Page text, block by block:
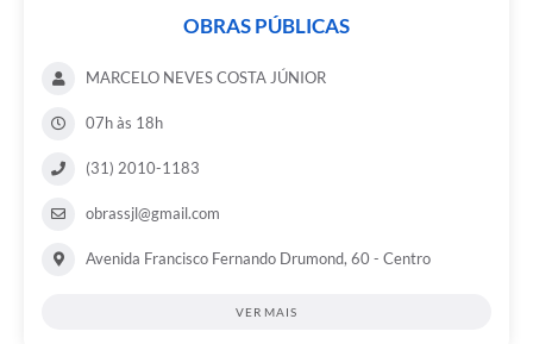
OBRAS PÚBLICAS
MARCELO NEVES COSTA JÚNIOR
07h às 18h
(31) 2010-1183
obrassjl@gmail.com
Avenida Francisco Fernando Drumond, 60 - Centro
VER MAIS